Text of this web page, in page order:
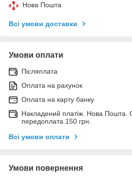
Нова Пошта
Всі умови доставки
Умови оплати
Післяплата
Оплата на рахунок
Оплата на карту банку
Накладений платіж. Нова Пошта.
передоплата 150 грн.
Всі умови оплати
Умови повернення